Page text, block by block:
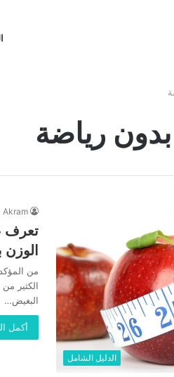
رياضة
الدليل الشامل
Akram
من
الكثير من
البغيض…
أكمل